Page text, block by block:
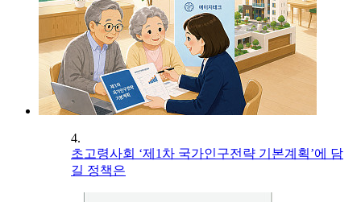
4.
초고령사회 ‘제1차 국가인구전략 기본계획’에 담
길 정책은